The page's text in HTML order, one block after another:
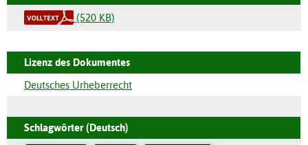
(520 KB)
Lizenz des Dokumentes
Deutsches Urheberrecht
Schlagwörter (Deutsch)